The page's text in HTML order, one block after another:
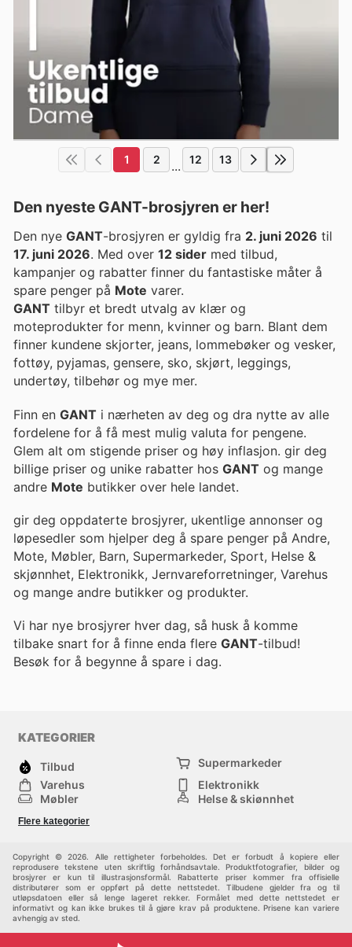
1 2 ... 12 13
Den nyeste GANT-brosjyren er her!
Den nye GANT-brosjyren er gyldig fra 2. juni 2026 til
17. juni 2026. Med over 12 sider med tilbud,
kampanjer og rabatter finner du fantastiske måter å
spare penger på Mote varer.
GANT tilbyr et bredt utvalg av klær og
moteprodukter for menn, kvinner og barn. Blant dem
finner kundene skjorter, jeans, lommebøker og vesker,
fottøy, pyjamas, gensere, sko, skjørt, leggings,
undertøy, tilbehør og mye mer.
Finn en GANT i nærheten av deg og dra nytte av alle
fordelene for å få mest mulig valuta for pengene.
Glem alt om stigende priser og høy inflasjon. gir deg
billige priser og unike rabatter hos GANT og mange
andre Mote butikker over hele landet.
gir deg oppdaterte brosjyrer, ukentlige annonser og
løpesedler som hjelper deg å spare penger på Andre,
Mote, Møbler, Barn, Supermarkeder, Sport, Helse &
skjønnhet, Elektronikk, Jernvareforretninger, Varehus
og mange andre butikker og produkter.
Vi har nye brosjyrer hver dag, så husk å komme
tilbake snart for å finne enda flere GANT-tilbud!
Besøk for å begynne å spare i dag.
KATEGORIER
Tilbud
Supermarkeder
Varehus
Elektronikk
Møbler
Helse & skjønnhet
Sport
Flere kategorier
Copyright © 2026. Alle rettigheter forbeholdes. Det er forbudt å kopiere eller
reprodusere tekstene uten skriftlig forhåndsavtale. Produktfotografier, bilder og
brosjyrer er kun til illustrasjonsformål. Rabatterte priser kommer fra offisielle
distributører som er oppført på dette nettstedet. Tilbudene gjelder fra og til
utløpsdatoen eller så lenge lageret rekker. Formålet med dette nettstedet er
informativt og kan ikke brukes til å gjøre krav på produktene. Prisene kan variere
avhengig av sted.